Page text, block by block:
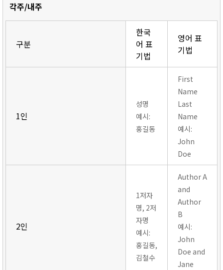
각주/내주
구분
한국
어 표
기법
영어 표
기법
1인
성명
예시:
홍길동
First
Name
Last
Name
예시:
John
Doe
2인
1저자
명, 2저
자명
예시:
홍길동,
김철수
Author A
and
Author
B
예시:
John
Doe and
Jane